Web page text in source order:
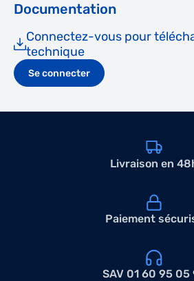
Documentation
Connectez-vous pour
technique
Se connecter
Livraison en
Paiement
SAV 01 60 95 05